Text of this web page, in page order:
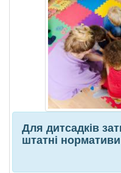
Для дитсадків
штатні нормативи